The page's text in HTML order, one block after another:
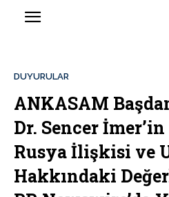
DUYURULAR
ANKASAM
Dr. Sencer
Rusya İlişkisi ve
Hakkındaki